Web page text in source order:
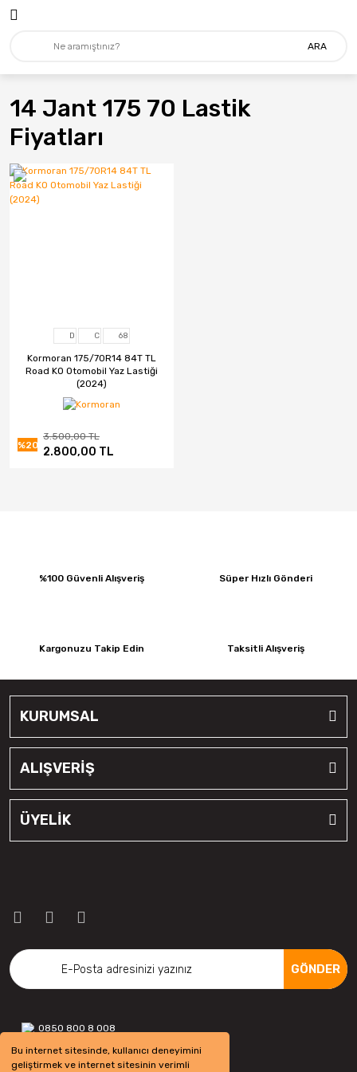
Bu internet sitesinde, kullanıcı deneyimini
geliştirmek ve internet sitesinin verimli
ARA
14 Jant 175 70 Lastik
Fiyatları
D C 68
Kormoran 175/70R14 84T TL
Road KO Otomobil Yaz Lastiği
(2024)
%20
3.500,00 TL
2.800,00 TL
%100 Güvenli Alışveriş Süper Hızlı Gönderi
Kargonuzu Takip Edin Taksitli Alışveriş
KURUMSAL
ALIŞVERİŞ
ÜYELİK
GÖNDER
0850 800 8 008